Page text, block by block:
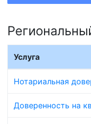
Услуга
Нотариальная
Доверенность на